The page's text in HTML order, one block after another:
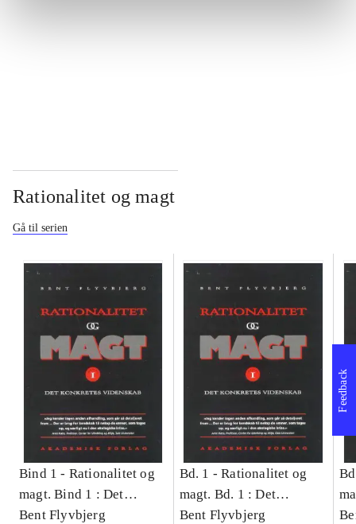
Rationalitet og magt
Gå til serien
Bind 1 - Rationalitet og
magt. Bind 1 : Det
konkretes videnskab
Bent Flyvbjerg
Bd. 1 -Rationalitet og
magt. Bd. 1 : Det
konkretes videnskab
Bent Flyvbjerg
Feedback